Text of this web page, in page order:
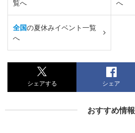
覧へ へ
全国の夏休みイベント一覧
へ
シェアする シェア
おすすめ情報